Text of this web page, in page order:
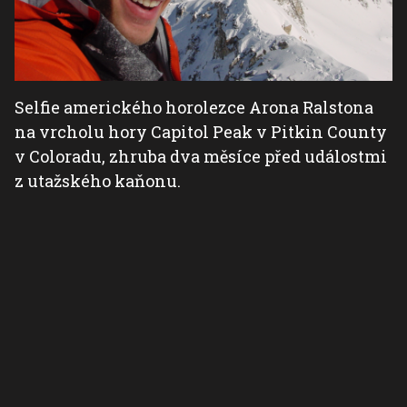
Selfie amerického horolezce Arona Ralstona
na vrcholu hory Capitol Peak v Pitkin County
v Coloradu, zhruba dva měsíce před událostmi
z utažského kaňonu.